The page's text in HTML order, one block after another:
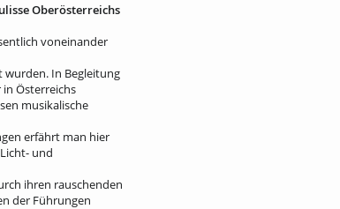
Oberösterreichs
voneinander
wurden. In Begleitung
Österreichs
musikalische
erfährt man hier
und
ihren rauschenden
der Führungen